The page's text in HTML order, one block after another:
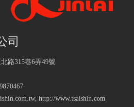
司
路315巷6弄49號
, http://www.tsaishin.com